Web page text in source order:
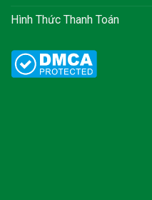
Hình Thức Thanh Toán